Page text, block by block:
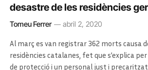
desastre de les residències
Tomeu Ferrer abril 2, 2020
Al març es van registrar 362 morts causa
residències catalanes, fet que s’explica per
de protecció i un personal just i